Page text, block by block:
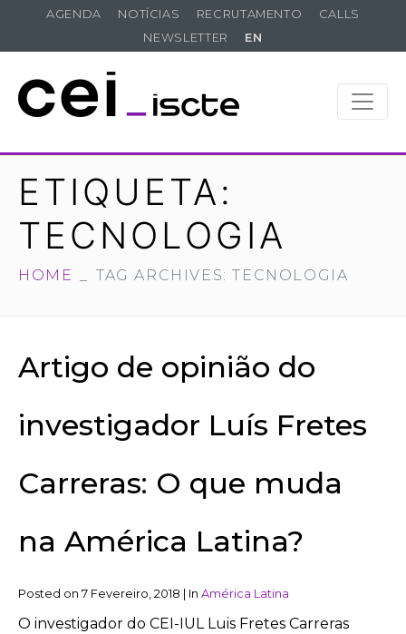
AGENDA NOTÍCIAS RECRUTAMENTO
CALLS
NEWSLETTER
EN
ETIQUETA:
TECNOLOGIA
HOME TAG ARCHIVES: TECNOLOGIA
Artigo de opinião do
investigador Luís Fretes
Carreras: O que muda
na América Latina?
Posted on 7 Fevereiro, 2018 | In América Latina
O investigador do CEI-IUL Luis Fretes Carreras